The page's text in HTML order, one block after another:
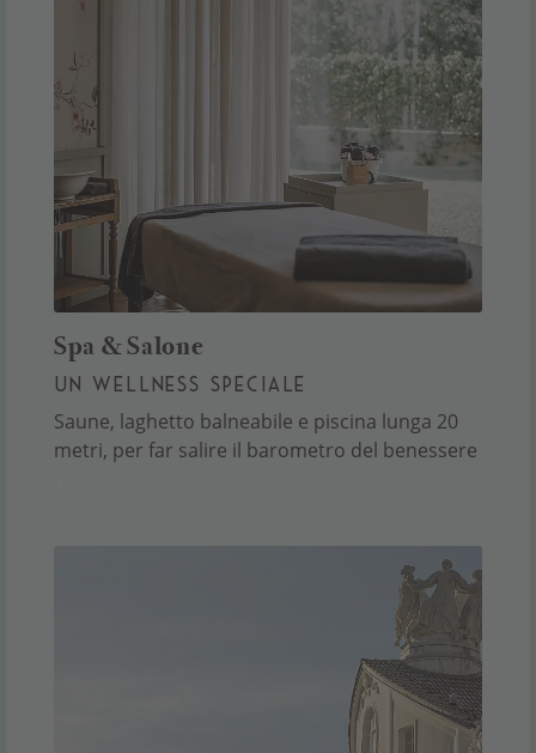
Spa & Salone
UN WELLNESS SPECIALE
Saune, laghetto balneabile e piscina lunga 20
metri, per far salire il barometro del benessere